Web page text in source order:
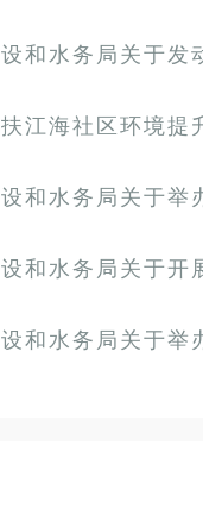
帮扶罗定市加益镇乡村振兴项目建设
整治项目“百千万工程”建设的
年“安全月”活动暨安全生产知识宣贯会及知识
年建筑业企业资质动态核查工
“安全生产月”活动启动仪式暨观摩交流和应急演